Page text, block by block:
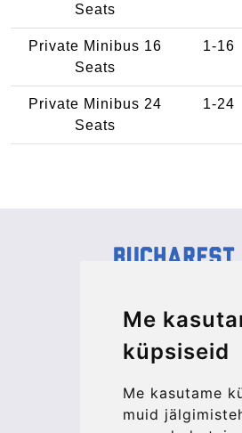
Me
küpsiseid
Me kasutame
muid
Seats
Private Minibus 16
Seats
1-16
Private Minibus 24
Seats
1-24
Office 1, 91 Market
Company number: